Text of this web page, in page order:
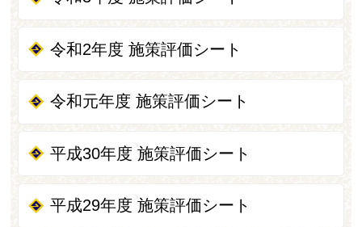
令和2年度 施策評価シート
令和元年度 施策評価シート
平成30年度 施策評価シート
平成29年度 施策評価シート